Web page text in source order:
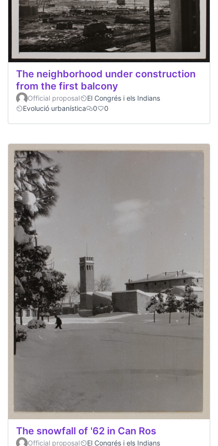
The neighborhood under construction
from the first balcony
Official proposal
El Congrés i els Indians
Evolució urbanística
0 0
The snowfall of '62 in Can Ros
Official proposal El Congrés i els Indians